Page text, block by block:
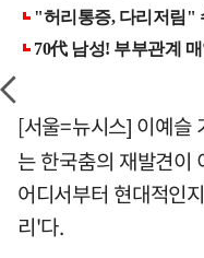
[서울=뉴시스] 이예슬
는 한국춤의 재발견이
어디서부터 현대적인
리'다.